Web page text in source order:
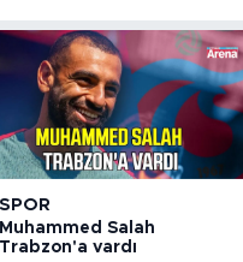
SPOR
Muhammed Salah
Trabzon'a vardı